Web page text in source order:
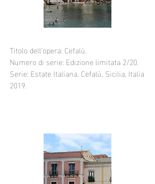
Titolo dell'opera: Cefalù.
Numero di serie: Edizione limitata 2/20.
Serie: Estate Italiana. Cefalù, Sicilia, Italia
2019.